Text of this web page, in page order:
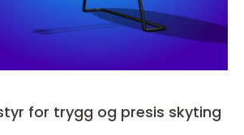
for trygg og presis skyting